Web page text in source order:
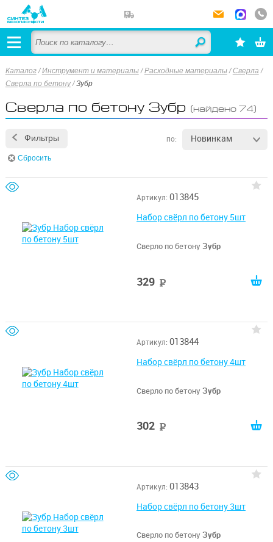
Каталог /Инструмент и материалы /Расходные материалы /Сверла /
Сверла по бетону/Зубр
Сверла по бетону Зубр (найдено 74)
Фильтры по: Новинкам
Сбросить
Артикул: 013845
Набор свёрл по бетону 5шт
Сверло по бетону Зубр
329
Артикул: 013844
Набор свёрл по бетону 4шт
Сверло по бетону Зубр
302
Артикул: 013843
Набор свёрл по бетону 3шт
Сверло по бетону Зубр